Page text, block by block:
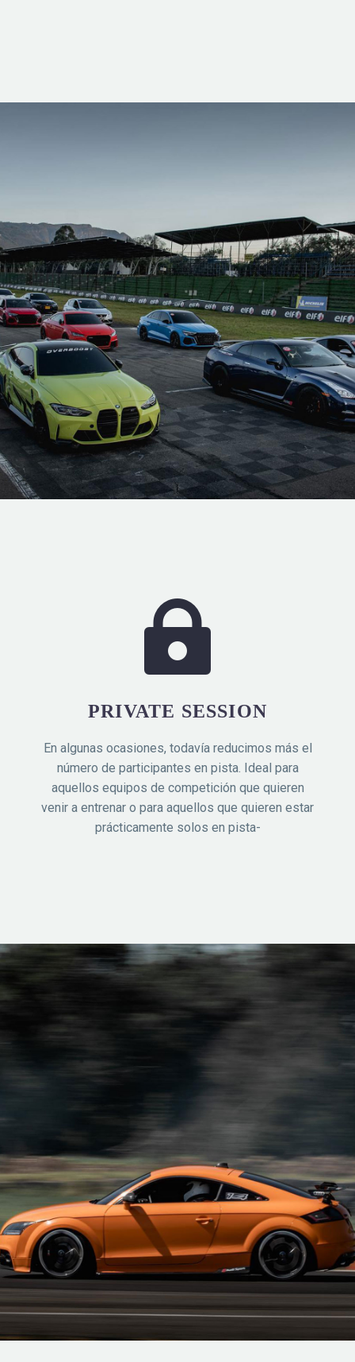
PRIVATE SESSION
En algunas ocasiones, todavía reducimos más el
número de participantes en pista. Ideal para
aquellos equipos de competición que quieren
venir a entrenar o para aquellos que quieren estar
prácticamente solos en pista-